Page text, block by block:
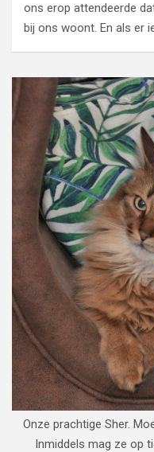
ons erop attendeerde
bij ons woont. En als er
Onze prachtige Sher.
Inmiddels mag ze op